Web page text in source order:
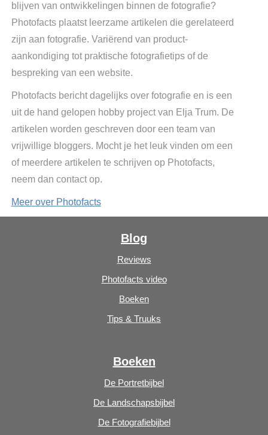
blijven van ontwikkelingen binnen de fotografie?
Photofacts plaatst leerzame artikelen die gerelateerd
zijn aan fotografie. Variërend van product-
aankondiging tot praktische fotografietips of de
bespreking van een website.
Photofacts bericht dagelijks over fotografie en is een
uit de hand gelopen hobby project van Elja Trum. De
artikelen worden geschreven door een team van
vrijwillige bloggers. Mocht je het leuk vinden om een
of meerdere artikelen te schrijven op Photofacts,
neem dan contact op.
Meer over Photofacts
Blog
Reviews
Photofacts video
Boeken
Tips & Truuks
Boeken
De Portretbijbel
De Landschapsbijbel
De Fotografiebijbel